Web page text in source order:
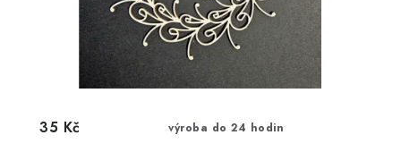
výroba do 24 hodin
35 Kč